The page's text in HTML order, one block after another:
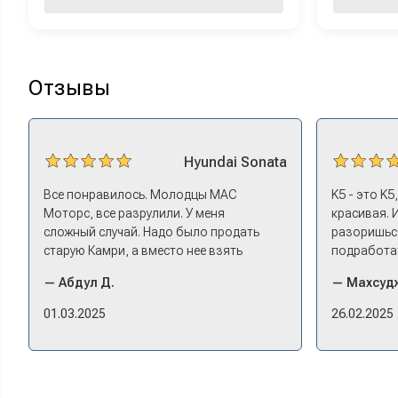
Отзывы
Hyundai Sonata
Все понравилось. Молодцы МАС
Моторс, все разрулили. У меня
сложный случай. Надо было продать
старую Камри, а вместо нее взять
лучше немного б/у, чтоб подешевле. Ну
и автокредит найти не с лошадиными
— Абдул Д.
01.03.2025
K5 - это
красивая.
ушел на
—
26.02.2025